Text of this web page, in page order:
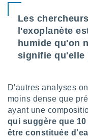
votre
ce site
sur
Les
l'exoplanète
humide qu'on
signifie qu'elle
D'autres analyses
moins dense que
ayant une
qui suggère que
être constituée